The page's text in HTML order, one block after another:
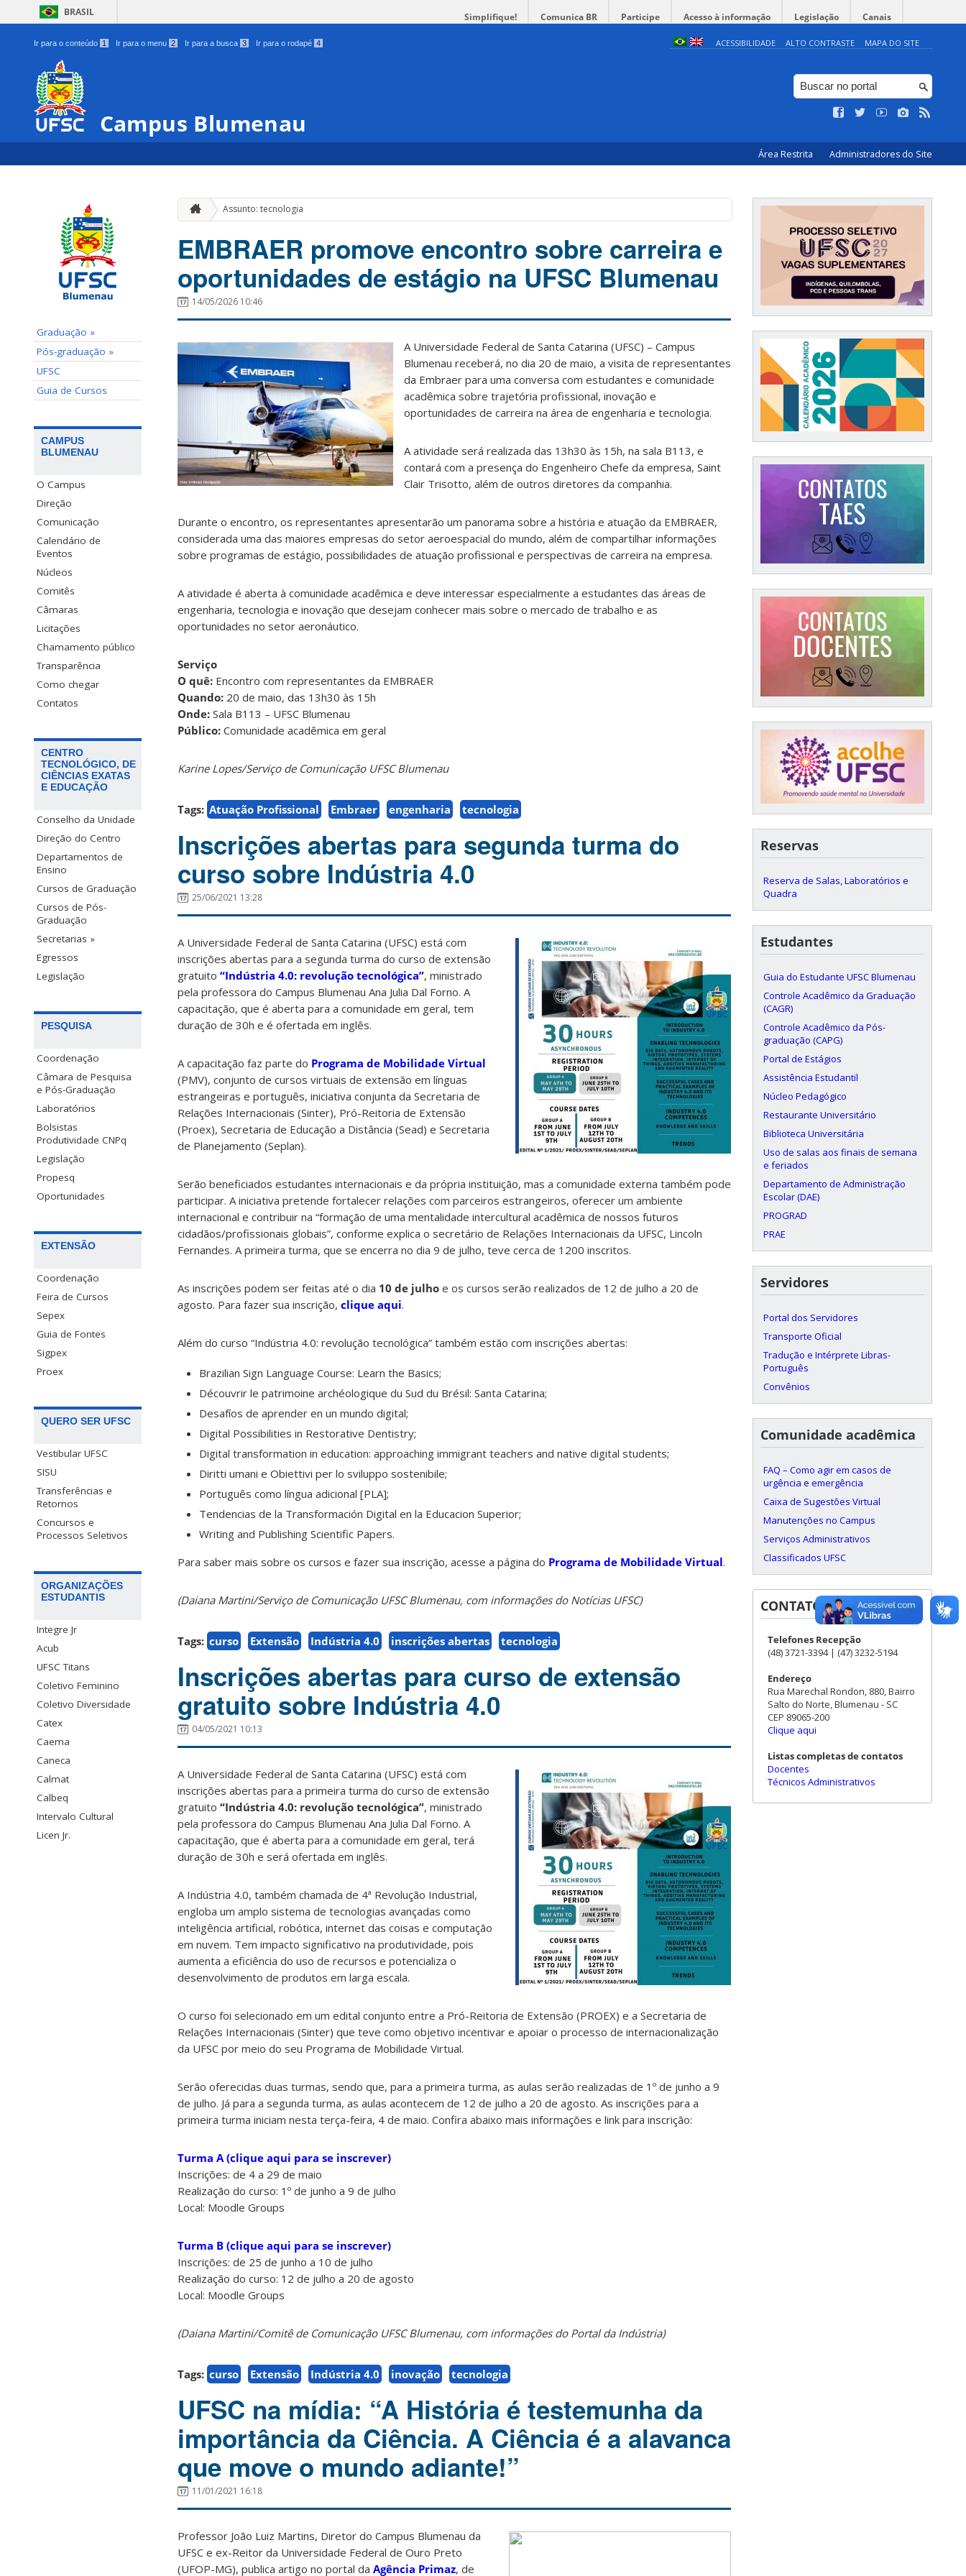
BRASIL Simplifique! Comunica BR Participe Acesso à informação Legislação Canais
Ir para o conteúdo 1 Ir para o menu 2 Ir para a busca 3 Ir para o rodapé 4 ACESSIBILIDADE ALTO CONTRASTE MAPA DO SITE
Campus Blumenau
Área Restrita Administradores do Site
Graduação »
Pós-graduação »
UFSC
Guia de Cursos
CAMPUS
BLUMENAU
O Campus
Direção
Comunicação
Calendário de
Eventos
Núcleos
Comitês
Câmaras
Licitações
Chamamento público
Transparência
Como chegar
Contatos
CENTRO
TECNOLÓGICO, DE
CIÊNCIAS EXATAS
E EDUCAÇÃO
Conselho da Unidade
Direção do Centro
Departamentos de
Ensino
Cursos de Graduação
Cursos de Pós-
Graduação
Secretarias »
Egressos
Legislação
PESQUISA
Coordenação
Câmara de Pesquisa
e Pós-Graduação
Laboratórios
Bolsistas
Produtividade CNPq
Legislação
Propesq
Oportunidades
EXTENSÃO
Coordenação
Feira de Cursos
Sepex
Guia de Fontes
Sigpex
Proex
QUERO SER UFSC
Vestibular UFSC
SISU
Transferências e
Retornos
Concursos e
Processos Seletivos
ORGANIZAÇÕES
ESTUDANTIS
Integre Jr
Acub
UFSC Titans
Coletivo Feminino
Coletivo Diversidade
Catex
Caema
Caneca
Calmat
Calbeq
Intervalo Cultural
Licen Jr.
Assunto: tecnologia
EMBRAER promove encontro sobre carreira e
oportunidades de estágio na UFSC Blumenau
14/05/2026 10:46
A Universidade Federal de Santa Catarina (UFSC) – Campus
Blumenau receberá, no dia 20 de maio, a visita de representantes
da Embraer para uma conversa com estudantes e comunidade
acadêmica sobre trajetória profissional, inovação e
oportunidades de carreira na área de engenharia e tecnologia.
A atividade será realizada das 13h30 às 15h, na sala B113, e
contará com a presença do Engenheiro Chefe da empresa, Saint
Clair Trisotto, além de outros diretores da companhia.
Durante o encontro, os representantes apresentarão um panorama sobre a história e atuação da EMBRAER,
considerada uma das maiores empresas do setor aeroespacial do mundo, além de compartilhar informações
sobre programas de estágio, possibilidades de atuação profissional e perspectivas de carreira na empresa.
A atividade é aberta à comunidade acadêmica e deve interessar especialmente a estudantes das áreas de
engenharia, tecnologia e inovação que desejam conhecer mais sobre o mercado de trabalho e as
oportunidades no setor aeronáutico.
Serviço
O quê: Encontro com representantes da EMBRAER
Quando: 20 de maio, das 13h30 às 15h
Onde: Sala B113 – UFSC Blumenau
Público: Comunidade acadêmica em geral
Karine Lopes/Serviço de Comunicação UFSC Blumenau
Tags: Atuação Profissional Embraer engenharia tecnologia
Inscrições abertas para segunda turma do
curso sobre Indústria 4.0
25/06/2021 13:28
A Universidade Federal de Santa Catarina (UFSC) está com
inscrições abertas para a segunda turma do curso de extensão
gratuito “Indústria 4.0: revolução tecnológica”, ministrado
pela professora do Campus Blumenau Ana Julia Dal Forno. A
capacitação, que é aberta para a comunidade em geral, tem
duração de 30h e é ofertada em inglês.
A capacitação faz parte do Programa de Mobilidade Virtual
(PMV), conjunto de cursos virtuais de extensão em línguas
estrangeiras e português, iniciativa conjunta da Secretaria de
Relações Internacionais (Sinter), Pró-Reitoria de Extensão
(Proex), Secretaria de Educação a Distância (Sead) e Secretaria
de Planejamento (Seplan).
Serão beneficiados estudantes internacionais e da própria instituição, mas a comunidade externa também pode
participar. A iniciativa pretende fortalecer relações com parceiros estrangeiros, oferecer um ambiente
internacional e contribuir na “formação de uma mentalidade intercultural acadêmica de nossos futuros
cidadãos/profissionais globais”, conforme explica o secretário de Relações Internacionais da UFSC, Lincoln
Fernandes. A primeira turma, que se encerra no dia 9 de julho, teve cerca de 1200 inscritos.
As inscrições podem ser feitas até o dia 10 de julho e os cursos serão realizados de 12 de julho a 20 de
agosto. Para fazer sua inscrição, clique aqui.
Além do curso “Indústria 4.0: revolução tecnológica” também estão com inscrições abertas:
Brazilian Sign Language Course: Learn the Basics;
Découvrir le patrimoine archéologique du Sud du Brésil: Santa Catarina;
Desafíos de aprender en un mundo digital;
Digital Possibilities in Restorative Dentistry;
Digital transformation in education: approaching immigrant teachers and native digital students;
Diritti umani e Obiettivi per lo sviluppo sostenibile;
Português como língua adicional [PLA];
Tendencias de la Transformación Digital en la Educacion Superior;
Writing and Publishing Scientific Papers.
Para saber mais sobre os cursos e fazer sua inscrição, acesse a página do Programa de Mobilidade Virtual.
(Daiana Martini/Serviço de Comunicação UFSC Blumenau, com informações do Notícias UFSC)
Tags: curso Extensão Indústria 4.0 inscrições abertas tecnologia
Inscrições abertas para curso de extensão
gratuito sobre Indústria 4.0
04/05/2021 10:13
A Universidade Federal de Santa Catarina (UFSC) está com
inscrições abertas para a primeira turma do curso de extensão
gratuito “Indústria 4.0: revolução tecnológica”, ministrado
pela professora do Campus Blumenau Ana Julia Dal Forno. A
capacitação, que é aberta para a comunidade em geral, terá
duração de 30h e será ofertada em inglês.
A Indústria 4.0, também chamada de 4ª Revolução Industrial,
engloba um amplo sistema de tecnologias avançadas como
inteligência artificial, robótica, internet das coisas e computação
em nuvem. Tem impacto significativo na produtividade, pois
aumenta a eficiência do uso de recursos e potencializa o
desenvolvimento de produtos em larga escala.
O curso foi selecionado em um edital conjunto entre a Pró-Reitoria de Extensão (PROEX) e a Secretaria de
Relações Internacionais (Sinter) que teve como objetivo incentivar e apoiar o processo de internacionalização
da UFSC por meio do seu Programa de Mobilidade Virtual.
Serão oferecidas duas turmas, sendo que, para a primeira turma, as aulas serão realizadas de 1º de junho a 9
de julho. Já para a segunda turma, as aulas acontecem de 12 de julho a 20 de agosto. As inscrições para a
primeira turma iniciam nesta terça-feira, 4 de maio. Confira abaixo mais informações e link para inscrição:
Turma A (clique aqui para se inscrever)
Inscrições: de 4 a 29 de maio
Realização do curso: 1º de junho a 9 de julho
Local: Moodle Groups
Turma B (clique aqui para se inscrever)
Inscrições: de 25 de junho a 10 de julho
Realização do curso: 12 de julho a 20 de agosto
Local: Moodle Groups
(Daiana Martini/Comitê de Comunicação UFSC Blumenau, com informações do Portal da Indústria)
Tags: curso Extensão Indústria 4.0 inovação tecnologia
UFSC na mídia: “A História é testemunha da
importância da Ciência. A Ciência é a alavanca
que move o mundo adiante!”
11/01/2021 16:18
Professor João Luiz Martins, Diretor do Campus Blumenau da
UFSC e ex-Reitor da Universidade Federal de Ouro Preto
(UFOP-MG), publica artigo no portal da Agência Primaz, de
Reservas
Reserva de Salas, Laboratórios e
Quadra
Estudantes
Guia do Estudante UFSC Blumenau
Controle Acadêmico da Graduação
(CAGR)
Controle Acadêmico da Pós-
graduação (CAPG)
Portal de Estágios
Assistência Estudantil
Núcleo Pedagógico
Restaurante Universitário
Biblioteca Universitária
Uso de salas aos finais de semana
e feriados
Departamento de Administração
Escolar (DAE)
PROGRAD
PRAE
Servidores
Portal dos Servidores
Transporte Oficial
Tradução e Intérprete Libras-
Português
Convênios
Comunidade acadêmica
FAQ – Como agir em casos de
urgência e emergência
Caixa de Sugestões Virtual
Manutenções no Campus
Serviços Administrativos
Classificados UFSC
CONTATOS
Telefones Recepção
(48) 3721-3394 | (47) 3232-5194
Endereço
Rua Marechal Rondon, 880, Bairro
Salto do Norte, Blumenau - SC
CEP 89065-200
Clique aqui
Listas completas de contatos
Docentes
Técnicos Administrativos